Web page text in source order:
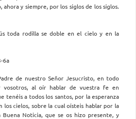
ahora y siempre, por los siglos de los siglos.
toda rodilla se doble en el cielo y en la
6a
de nuestro Señor Jesucristo, en todo
vosotros, al oír hablar de vuestra fe en
tenéis a todos los santos, por la esperanza
los cielos, sobre la cual oísteis hablar por la
Buena Noticia, que se os hizo presente, y